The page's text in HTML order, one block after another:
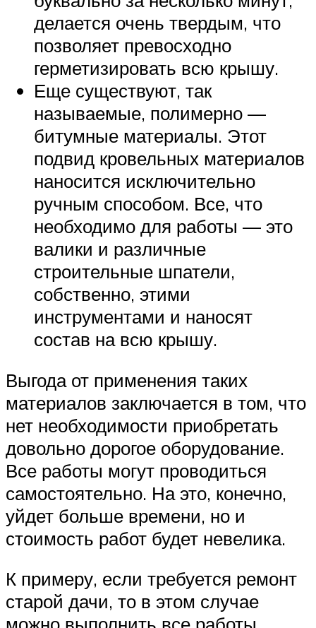
делается очень твердым, что
позволяет превосходно
герметизировать всю крышу.
Еще существуют, так
называемые, полимерно —
битумные материалы. Этот
подвид кровельных материалов
наносится исключительно
ручным способом. Все, что
необходимо для работы — это
валики и различные
строительные шпатели,
собственно, этими
инструментами и наносят
состав на всю крышу.
Выгода от применения таких
материалов заключается в том, что
нет необходимости приобретать
довольно дорогое оборудование.
Все работы могут проводиться
самостоятельно. На это, конечно,
уйдет больше времени, но и
стоимость работ будет невелика.
К примеру, если требуется ремонт
старой дачи, то в этом случае